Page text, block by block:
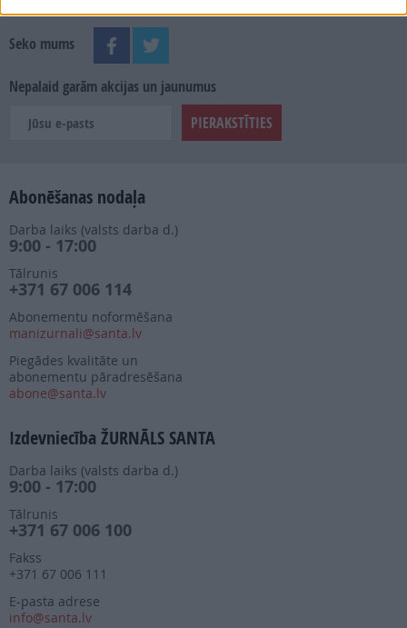
Seko mums
Nepalaid garām akcijas un jaunumus
Abonēšanas nodaļa
Darba laiks (valsts darba d.)
9:00 - 17:00
Tālrunis
+371 67 006 114
Abonementu noformēšana
manizurnali@santa.lv
Piegādes kvalitāte un
abonementu pāradresēšana
abone@santa.lv
Izdevniecība ŽURNĀLS SANTA
Darba laiks (valsts darba d.)
9:00 - 17:00
Tālrunis
+371 67 006 100
Fakss
+371 67 006 111
E-pasta adrese
info@santa.lv